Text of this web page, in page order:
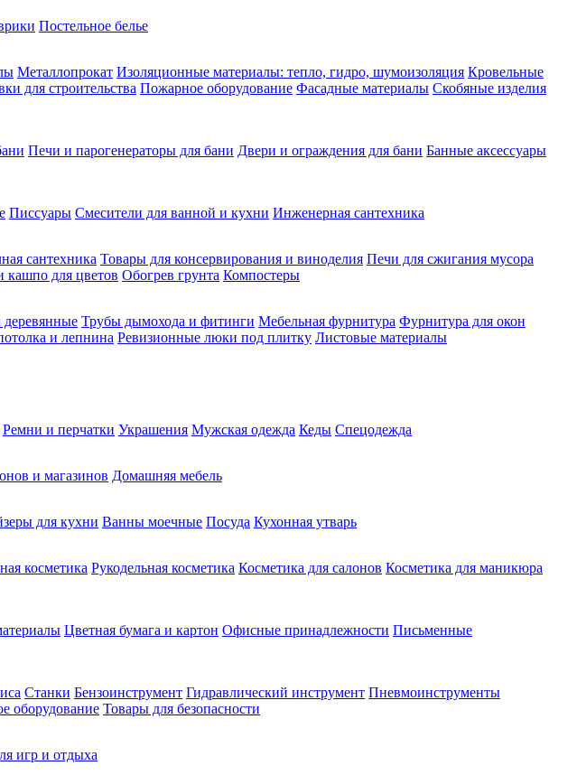
Постельное белье
Металлопрокат Изоляционные материалы: тепло, гидро, шумоизоляция Кровельные
для строительства Пожарное оборудование Фасадные материалы Скобяные изделия
Печи и парогенераторы для бани Двери и ограждения для бани Банные аксессуары
Писсуары Смесители для ванной и кухни Инженерная сантехника
сантехника Товары для консервирования и виноделия Печи для сжигания мусора
кашпо для цветов Обогрев грунта Компостеры
Трубы дымохода и фитинги Мебельная фурнитура Фурнитура для окон
и лепнина Ревизионные люки под плитку Листовые материалы
Ремни и перчатки Украшения Мужская одежда Кеды Спецодежда
и магазинов Домашняя мебель
для кухни Ванны моечные Посуда Кухонная утварь
косметика Рукодельная косметика Косметика для салонов Косметика для маникюра
Цветная бумага и картон Офисные принадлежности Письменные
Станки Бензоинструмент Гидравлический инструмент Пневмоинструменты
оборудование Товары для безопасности
игр и отдыха